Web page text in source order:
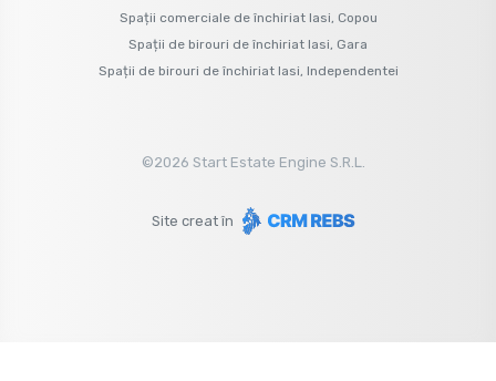
Spații comerciale de închiriat Iasi, Copou
Spații de birouri de închiriat Iasi, Gara
Spații de birouri de închiriat Iasi, Independentei
©2026 Start Estate Engine S.R.L.
Site creat în